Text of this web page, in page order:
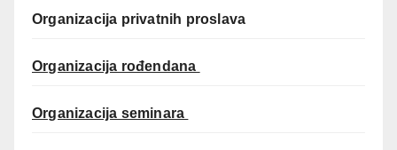
Organizacija privatnih proslava
Organizacija rođendana
Organizacija seminara